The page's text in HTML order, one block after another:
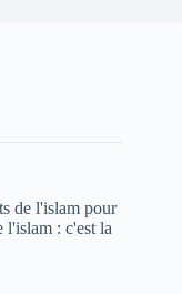
de l'islam pour
l'islam : c'est la